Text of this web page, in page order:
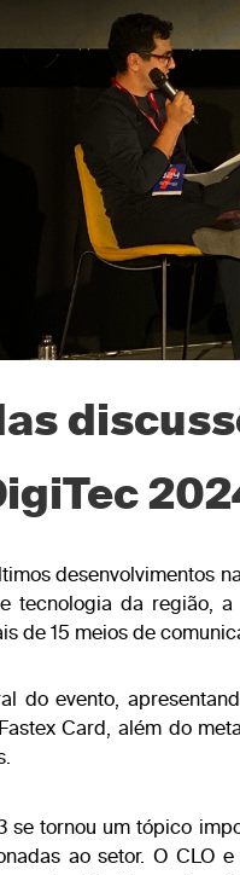
desenvolvimentos
tecnologia da região,
de 15 meios de
do evento,
Card, além do
se tornou um tópico
ao setor. O CLO